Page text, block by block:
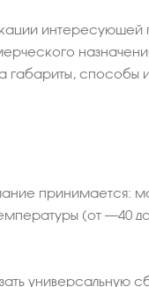
интересующей
способы
(от –40
универсальную